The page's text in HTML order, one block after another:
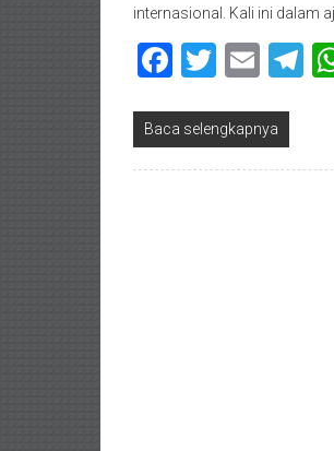
internasional. Kali ini dalam
Facebook
Twitter
Baca selengkapnya